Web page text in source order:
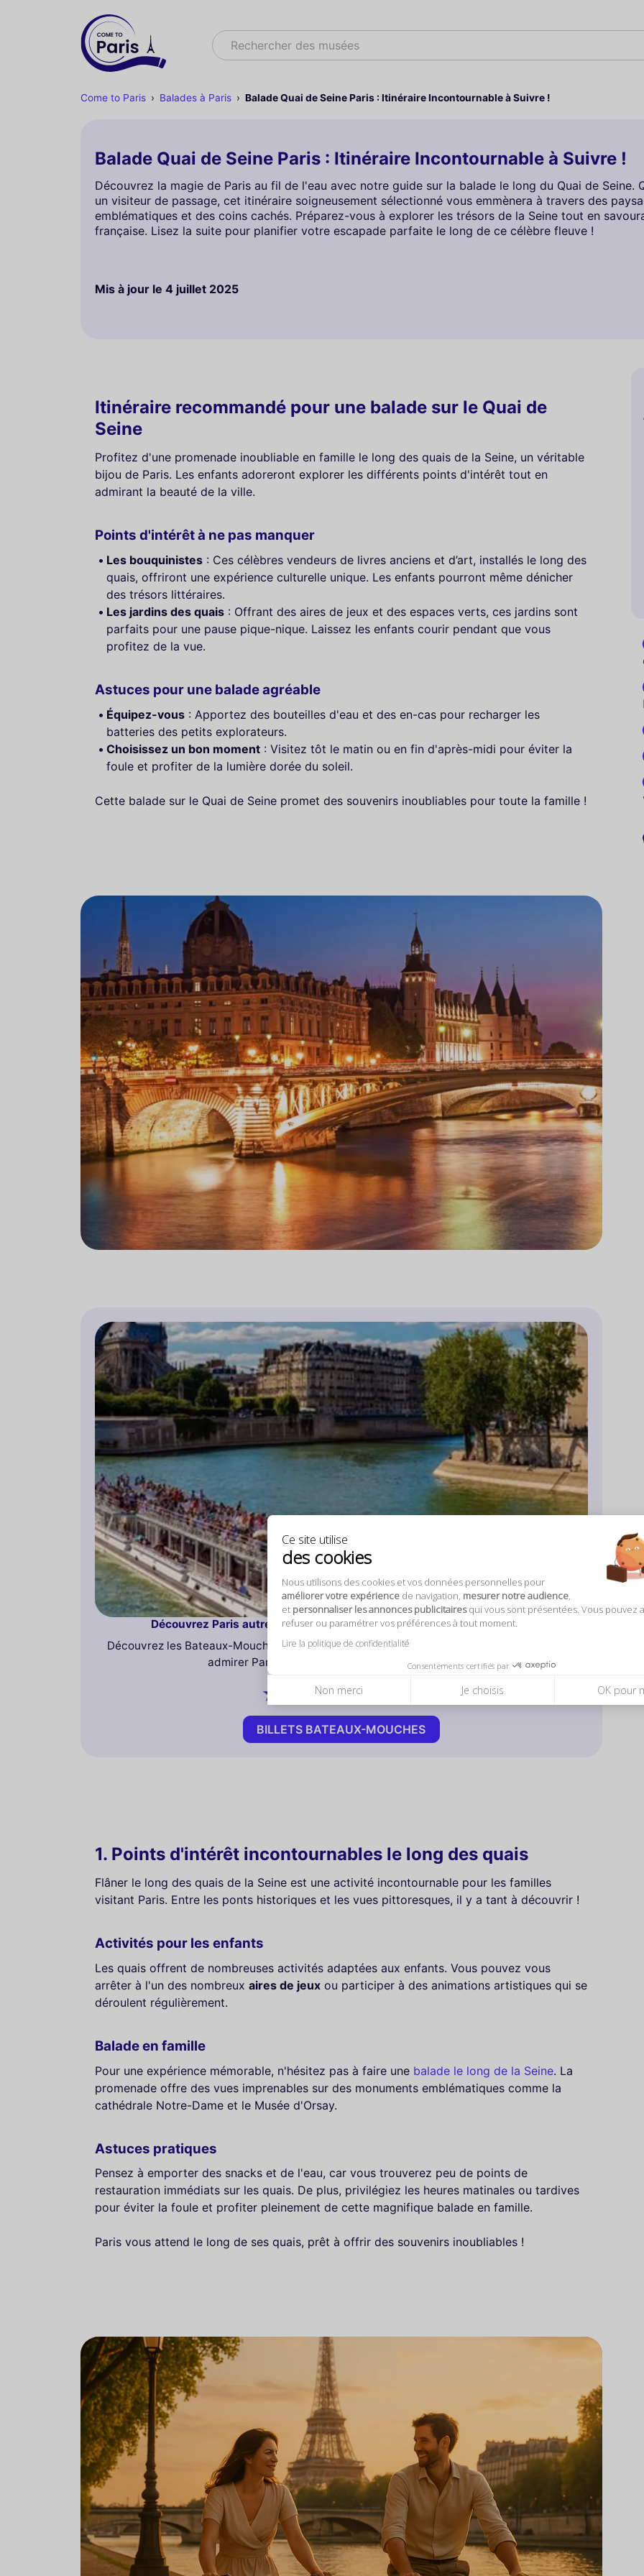
Ce site utilise
des cookies
Nous utilisons des cookies et vos données personnelles pour
améliorer votre expérience de navigation, mesurer notre audience,
et personnaliser les annonces publicitairesqui vous sont présentées. Vous pouvez
refuser ou paramétrer vos préférences à tout moment.
Lire la politique de confidentialité
Consentements certifiés par
Non merci Je choisis OK pour
Rechercher
Rechercher des musées
Come to Paris Balades à Paris Balade Quai de Seine Paris : Itinéraire Incontournable à Suivre !
Balade Quai de Seine Paris : Itinéraire Incontournable à Suivre !
Découvrez la magie de Paris au fil de l'eau avec notre guide sur la balade le long du Quai de Seine.
un visiteur de passage, cet itinéraire soigneusement sélectionné vous emmènera à travers des
emblématiques et des coins cachés. Préparez-vous à explorer les trésors de la Seine tout en
française. Lisez la suite pour planifier votre escapade parfaite le long de ce célèbre fleuve !
Mis à jour le 4 juillet 2025
Itinéraire recommandé pour une balade sur le Quai de
Seine
Profitez d'une promenade inoubliable en famille le long des quais de la Seine, un véritable
bijou de Paris. Les enfants adoreront explorer les différents points d'intérêt tout en
admirant la beauté de la ville.
Points d'intérêt à ne pas manquer
Les bouquinistes : Ces célèbres vendeurs de livres anciens et d’art, installés le long des
quais, offriront une expérience culturelle unique. Les enfants pourront même dénicher
des trésors littéraires.
Les jardins des quais : Offrant des aires de jeux et des espaces verts, ces jardins sont
parfaits pour une pause pique-nique. Laissez les enfants courir pendant que vous
profitez de la vue.
Astuces pour une balade agréable
Équipez-vous : Apportez des bouteilles d'eau et des en-cas pour recharger les
batteries des petits explorateurs.
Choisissez un bon moment : Visitez tôt le matin ou en fin d'après-midi pour éviter la
foule et profiter de la lumière dorée du soleil.
Cette balade sur le Quai de Seine promet des souvenirs inoubliables pour toute la famille !
Découvrez Paris autrement avec nos Bateaux-Mouches ! Embarquez !
Découvrez les Bateaux-Mouches : une croisière promenade inoubliable sur la Seine, pour
admirer Paris sous un nouvel angle. En savoir plus !
BILLETS BATEAUX-MOUCHES
1. Points d'intérêt incontournables le long des quais
Flâner le long des quais de la Seine est une activité incontournable pour les familles
visitant Paris. Entre les ponts historiques et les vues pittoresques, il y a tant à découvrir !
Activités pour les enfants
Les quais offrent de nombreuses activités adaptées aux enfants. Vous pouvez vous
arrêter à l'un des nombreux aires de jeux ou participer à des animations artistiques qui se
déroulent régulièrement.
Balade en famille
Pour une expérience mémorable, n'hésitez pas à faire une balade le long de la Seine. La
promenade offre des vues imprenables sur des monuments emblématiques comme la
cathédrale Notre-Dame et le Musée d'Orsay.
Astuces pratiques
Pensez à emporter des snacks et de l'eau, car vous trouverez peu de points de
restauration immédiats sur les quais. De plus, privilégiez les heures matinales ou tardives
pour éviter la foule et profiter pleinement de cette magnifique balade en famille.
Paris vous attend le long de ses quais, prêt à offrir des souvenirs inoubliables !